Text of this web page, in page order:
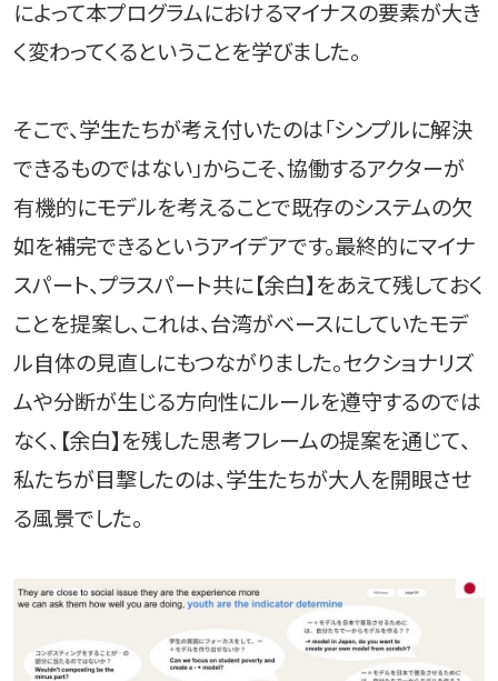
によって本プログラムにおけるマイナスの要素が大き
く変わってくるということを学びました。
そこで、学生たちが考え付いたのは「シンプルに解決
できるものではない」からこそ、協働するアクターが
有機的にモデルを考えることで既存のシステムの欠
如を補完できるというアイデアです。最終的にマイナ
スパート、プラスパート共に【余白】をあえて残しておく
ことを提案し、これは、台湾がベースにしていたモデ
ル自体の見直しにもつながりました。セクショナリズ
ムや分断が生じる方向性にルールを遵守するのでは
なく、【余白】を残した思考フレームの提案を通じて、
私たちが目撃したのは、学生たちが大人を開眼させ
る風景でした。